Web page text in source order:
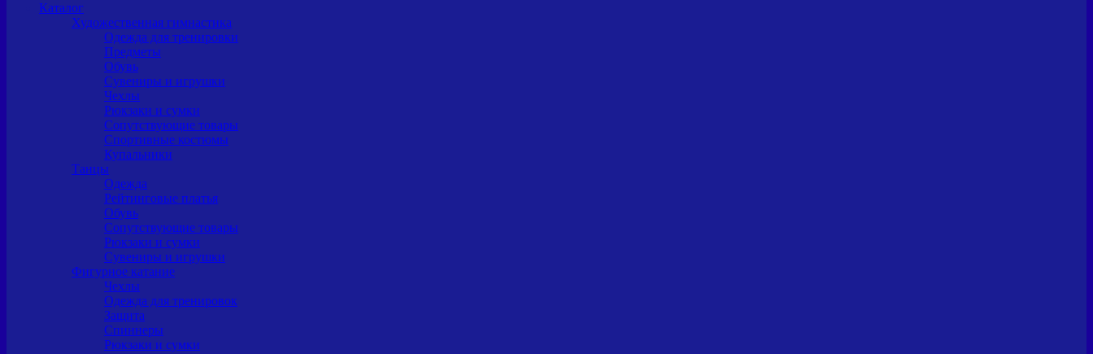
Каталог
Художественная гимнастика
Одежда для тренировки
Предметы
Обувь
Сувениры и игрушки
Чехлы
Рюкзаки и сумки
Сопутствующие товары
Спортивные костюмы
Купальники
Танцы
Одежда
Рейтинговые платья
Обувь
Сопутствующие товары
Рюкзаки и сумки
Сувениры и игрушки
Фигурное катание
Чехлы
Одежда для тренировок
Защита
Спиннеры
Рюкзаки и сумки